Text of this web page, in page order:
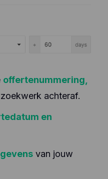
offertenummering,
achteraf.
en
van jouw